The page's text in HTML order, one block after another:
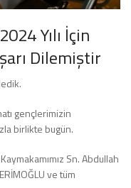
Yılı İçin
Dilemiştir
gençlerimizin
birlikte bugün.
Sn. Abdullah
ve tüm